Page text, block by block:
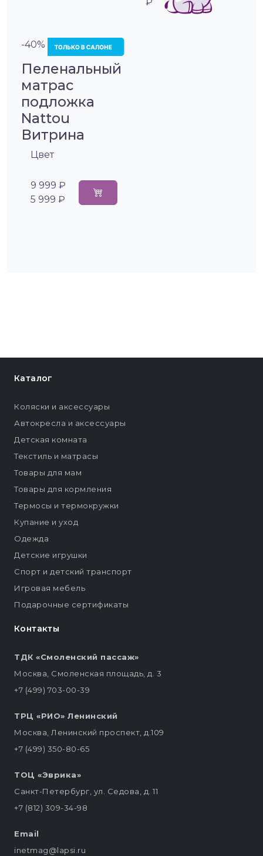
₽
-40%
Пеленальный
матрас
подложка
Nattou
Витрина
Цвет
9 999 ₽
5 999 ₽
Контакты
ТДК «Смоленский пассаж»
Москва, Смоленская площадь, д. 3
+7 (499) 703-00-39
ТРЦ «РИО» Ленинский
Москва, Ленинский проспект, д.109
+7 (499) 350-80-65
ТОЦ «Эврика»
Санкт-Петербург, ул. Седова, д. 11
+7 (812) 309-34-98
Email
inetmag@lapsi.ru
Каталог
Коляски и аксессуары
Автокресла и аксессуары
Детская комната
Текстиль и матрасы
Товары для мам
Товары для кормления
Термосы и термокружки
Купание и уход
Одежда
Детские игрушки
Спорт и детский транспорт
Игровая мебель
Подарочные сертификаты